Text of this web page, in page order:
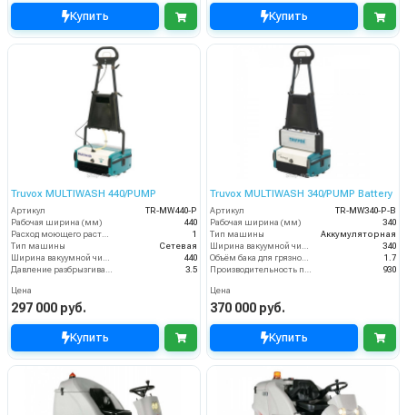
Купить Купить
Truvox MULTIWASH 440/PUMP
Артикул
TR-MW440-P
Рабочая ширина (мм)
440
1
Тип машины
Сетевая
440
3.5
Цена
297 000 руб.
Купить
Truvox MULTIWASH 340/PUMP Battery
Артикул
TR-MW340-P-B
Рабочая ширина (мм)
340
Тип машины
Аккумуляторная
340
1.7
930
Цена
370 000 руб.
Купить